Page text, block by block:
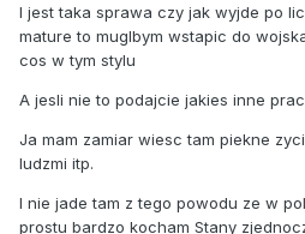
I jest taka sprawa czy jak wyjde po
mature to muglbym wstapic do
cos w tym stylu
A jesli nie to podajcie jakies inne
Ja mam zamiar wiesc tam piekne
ludzmi itp.
I nie jade tam z tego powodu ze w
prostu bardzo kocham Stany